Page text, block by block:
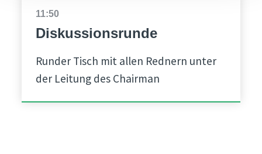
11:50
Diskussionsrunde
Runder Tisch mit allen Rednern unter
der Leitung des Chairman